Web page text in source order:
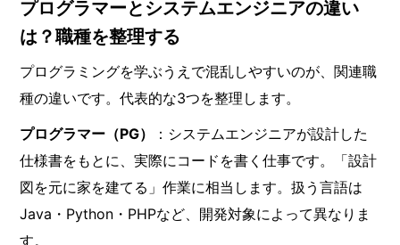
プログラマーとシステムエンジニアの違い
は？職種を整理する
プログラミングを学ぶうえで混乱しやすいのが、関連職
種の違いです。代表的な3つを整理します。
プログラマー（PG）
：システムエンジニアが設計した
仕様書をもとに、実際にコードを書く仕事です。「設計
図を元に家を建てる」作業に相当します。扱う言語は
Java・Python・PHPなど、開発対象によって異なりま
す。